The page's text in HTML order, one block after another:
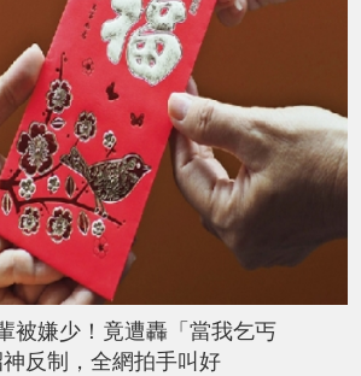
被嫌少！竟遭轟「當我乞丐
反制，全網拍手叫好